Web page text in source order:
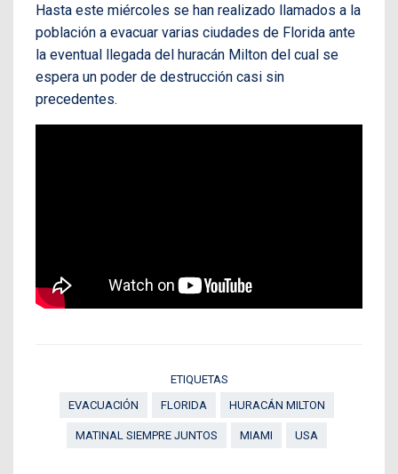
Hasta este miércoles se han realizado llamados a la
población a evacuar varias ciudades de Florida ante
la eventual llegada del huracán Milton del cual se
espera un poder de destrucción casi sin
precedentes.
ETIQUETAS
EVACUACIÓN
FLORIDA HURACÁN MILTON
MATINAL SIEMPRE JUNTOS MIAMI USA